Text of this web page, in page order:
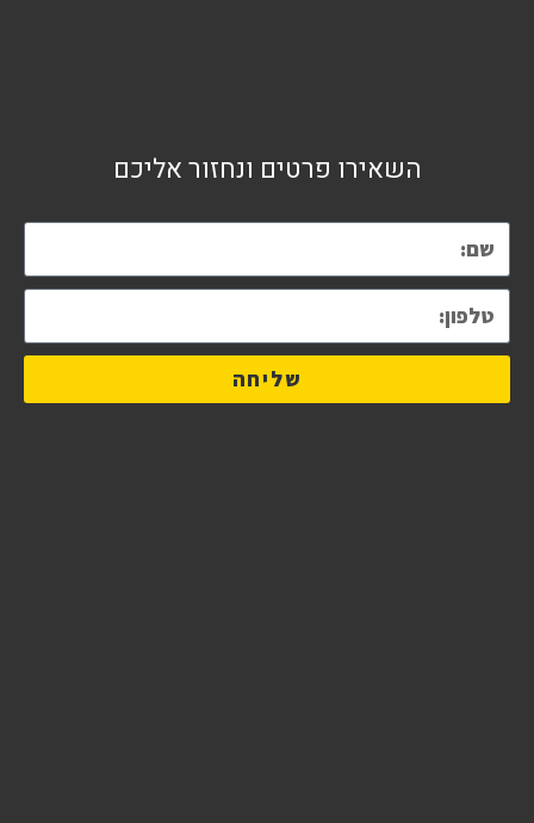
השאירו פרטים ונחזור אליכם
שליחה